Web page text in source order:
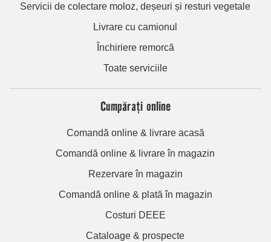
Servicii de colectare moloz, deșeuri și resturi vegetale
Livrare cu camionul
Închiriere remorcă
Toate serviciile
Cumpărați online
Comandă online & livrare acasă
Comandă online & livrare în magazin
Rezervare în magazin
Comandă online & plată în magazin
Costuri DEEE
Cataloage & prospecte